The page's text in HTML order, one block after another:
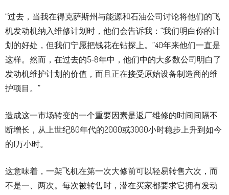
“过去，当我在得克萨斯州与能源和石油公司讨论将他们的飞
机发动机纳入维修计划时，他们会告诉我：“我们明白你的计
划的好处，但我们宁愿把钱花在钻探上。”40年来他们一直是
这样。然而，在过去的5-8年中，他们中的大多数公司明白了
发动机维护计划的价值，而且正在接受原始设备制造商的维
护项目。”
造成这一市场转变的一个重要因素是返厂维修的时间间隔不
断增长，从上世纪80年代的2000或3000小时稳步上升到如今
的1万小时。
这意味着，一架飞机在第一次大修前可以轻易转售六次，而
不是一、两次。每次被转售时，潜在买家都要求它拥有发动